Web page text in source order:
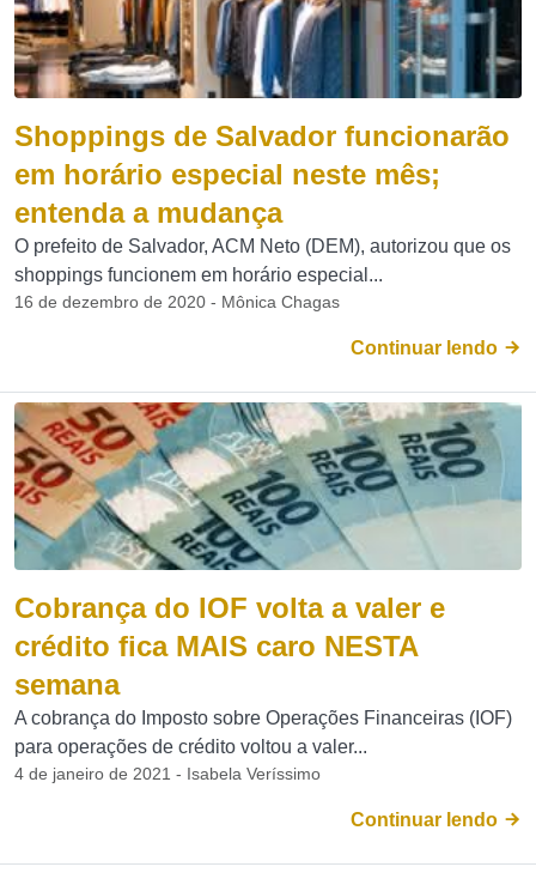
Shoppings de Salvador funcionarão
em horário especial neste mês;
entenda a mudança
O prefeito de Salvador, ACM Neto (DEM), autorizou que os
shoppings funcionem em horário especial...
16 de dezembro de 2020 - Mônica Chagas
Continuar lendo
Cobrança do IOF volta a valer e
crédito fica MAIS caro NESTA
semana
A cobrança do Imposto sobre Operações Financeiras (IOF)
para operações de crédito voltou a valer...
4 de janeiro de 2021 - Isabela Veríssimo
Continuar lendo